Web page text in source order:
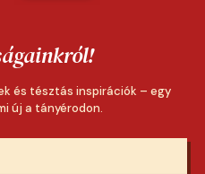
és tésztás inspirációk – egy
új a tányérodon.